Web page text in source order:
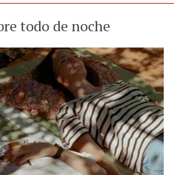
todo de noche